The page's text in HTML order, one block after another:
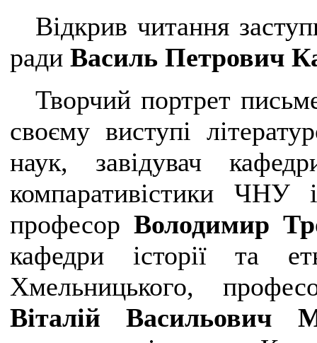
Відкрив читання
ради Василь Петрович
Творчий портрет
своєму виступі
наук, завідувач
компаративістики ЧНУ
професор Володимир
кафедри історії та
Хмельницького,
Віталій Васильович